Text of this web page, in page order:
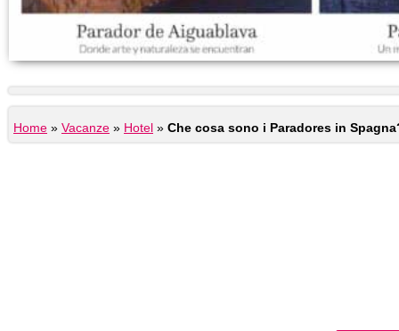
Home » Vacanze » Hotel » Che cosa sono i Paradores in